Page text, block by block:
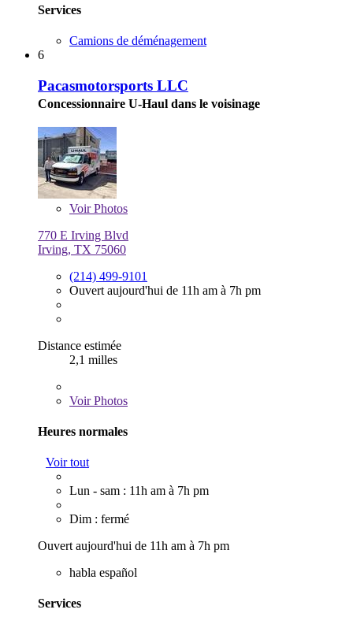
Services
Camions de déménagement
6
Pacasmotorsports LLC
Concessionnaire U-Haul dans le voisinage
VoirPhotos
770 E Irving Blvd
Irving, TX 75060
(214) 499-9101
Ouvert aujourd'hui de 11h am à 7h pm
Distance estimée
2,1 milles
VoirPhotos
Heures normales
Voir tout
Lun - sam : 11h am à 7h pm
Dim : fermé
Ouvert aujourd'hui de 11h am à 7h pm
habla español
Services